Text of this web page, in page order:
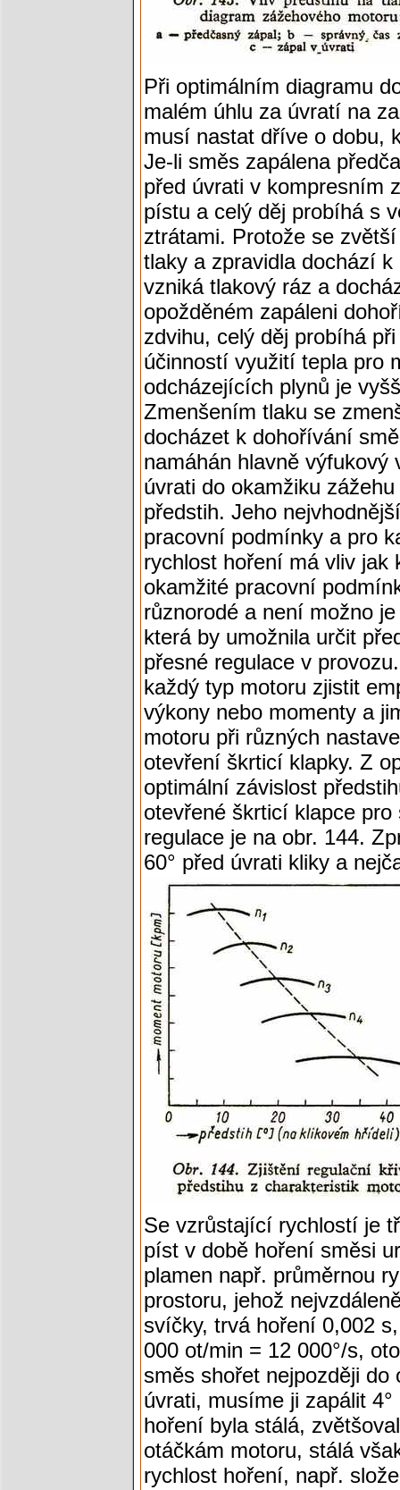
Při optimálním diagramu
malém úhlu za úvratí na
musí nastat dříve o dobu,
Je-li směs zapálena
před úvrati v kompresním
pístu a celý děj probíhá s
ztrátami. Protože se
tlaky a zpravidla dochází
vzniká tlakový ráz a
opožděném zapáleni
zdvihu, celý děj probíhá
účinností využití tepla pro
odcházejících plynů je
Zmenšením tlaku se
docházet k dohořívání
namáhán hlavně výfukový
úvrati do okamžiku
předstih. Jeho
pracovní podmínky a pro
rychlost hoření má vliv jak
okamžité pracovní
různorodé a není možno
která by umožnila určit
přesné regulace v
každý typ motoru zjistit
výkony nebo momenty a
motoru při různých
otevření škrticí klapky. Z
optimální závislost
otevřené škrticí klapce
regulace je na obr. 144.
60° před úvrati kliky a
Se vzrůstající rychlostí je
píst v době hoření směsi
plamen např. průměrnou
prostoru, jehož
svíčky, trvá hoření 0,002
000 ot/min = 12 000°/s,
směs shořet nejpozději do
úvrati, musíme ji zapálit
hoření byla stálá,
otáčkám motoru, stálá
rychlost hoření, např.